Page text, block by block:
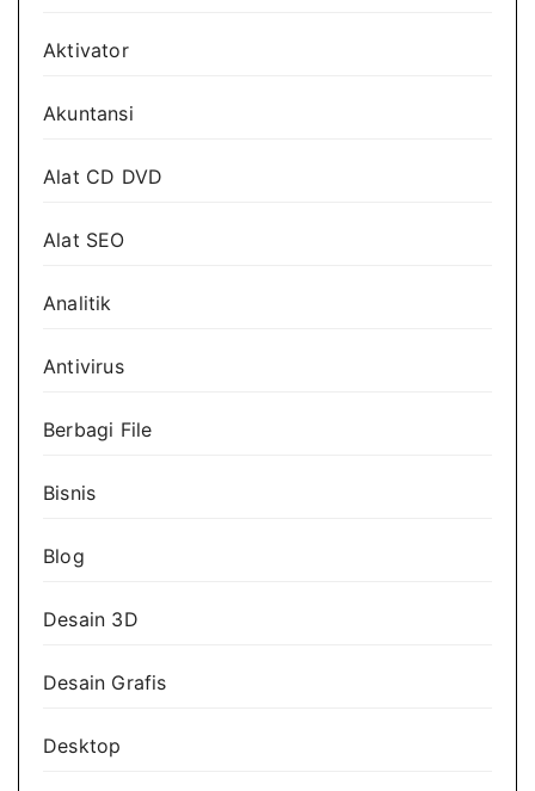
Aktivator
Akuntansi
Alat CD DVD
Alat SEO
Analitik
Antivirus
Berbagi File
Bisnis
Blog
Desain 3D
Desain Grafis
Desktop